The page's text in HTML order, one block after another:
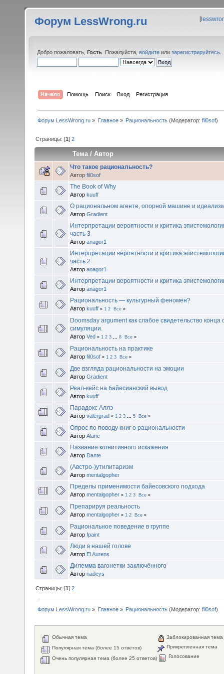
Форум LessWrong.ru [
Добро пожаловать, Гость . Пожалуйста, войдите или зарегистрируйтесь
Начало Помощь Поиск Вход Регистрация
Форум LessWrong.ru » Главное» Рациональность(Модератор: fil0sof)
Страницы: [1]2
Тема /Автор
Что такое рациональность?
Автор fil0sof
The Book of Why
Автор kuuff
О рациональном агенте, опорной машине и
Автор Gradient
Интерпретации вероятности и критика
часть 3
Автор anagor1
Интерпретации вероятности и критика
часть 2
Автор anagor1
Интерпретации вероятности и критика
Автор anagor1
Рациональность — культурный феномен?
Автор kuuff « 1 2 Все »
Doomsday argument как слабое свидетельство конца
симуляции.
Автор Ved « 1 2 3 8 Все »
Рациональность на практике
Автор fil0sof « 1 2 3 Все »
Две взгляда рациональности на эмоции
Автор Gradient
Реал-кейс на байесианский вывод
Автор kuuff
Парадокс Аллэ
Автор valergrad « 1 2 3 5 Все »
Опрос по поводу книг о рациональности
Автор Alaric
Название когнитивного искажения
Автор Dante
(Австро-)утилитаризм
Автор mentalgopher
Пределы применимости байесовского подхода
Автор mentalgopher « 1 2 3 Все »
Препарируя реальность
Автор mentalgopher « 1 2 Все »
Рациональное поведение в группе
Автор fpaint
Люди в нашей голове
Автор El Aurens
Дилемма вагонетки заключённого
Автор nadeys
Страницы: [1]2
Форум LessWrong.ru » Главное» Рациональность(Модератор: fil0sof)
Обычная тема
Популярная тема (более 15 ответов)
Очень популярная тема (более 25 ответов)
Заблокированная тема
Прикрепленная тема
Голосование